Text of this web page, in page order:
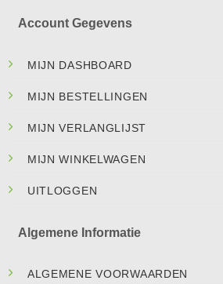
Account Gegevens
MIJN DASHBOARD
MIJN BESTELLINGEN
MIJN VERLANGLIJST
MIJN WINKELWAGEN
UITLOGGEN
Algemene Informatie
ALGEMENE VOORWAARDEN